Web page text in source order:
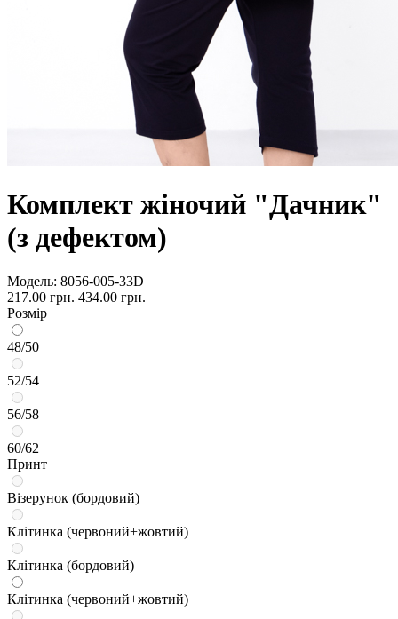
Комплект жіночий "Дачник"
(з дефектом)
Модель: 8056-005-33D
217.00 грн. 434.00 грн.
Розмір
48/50
52/54
56/58
60/62
Принт
Візерунок (бордовий)
Клітинка (червоний+жовтий)
Клітинка (бордовий)
Клітинка (червоний+жовтий)